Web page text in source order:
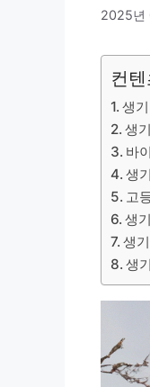
2025년
컨
생
생
바
생
고
생
생
생